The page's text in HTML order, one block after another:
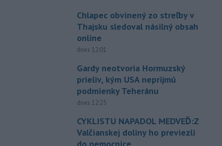
Chlapec obvinený zo streľby v
Thajsku sledoval násilný obsah
online
dnes 12:01
Gardy neotvoria Hormuzský
prieliv, kým USA neprijmú
podmienky Teheránu
dnes 12:25
CYKLISTU NAPADOL MEDVEĎ:Z
Valčianskej doliny ho previezli
do nemocnice